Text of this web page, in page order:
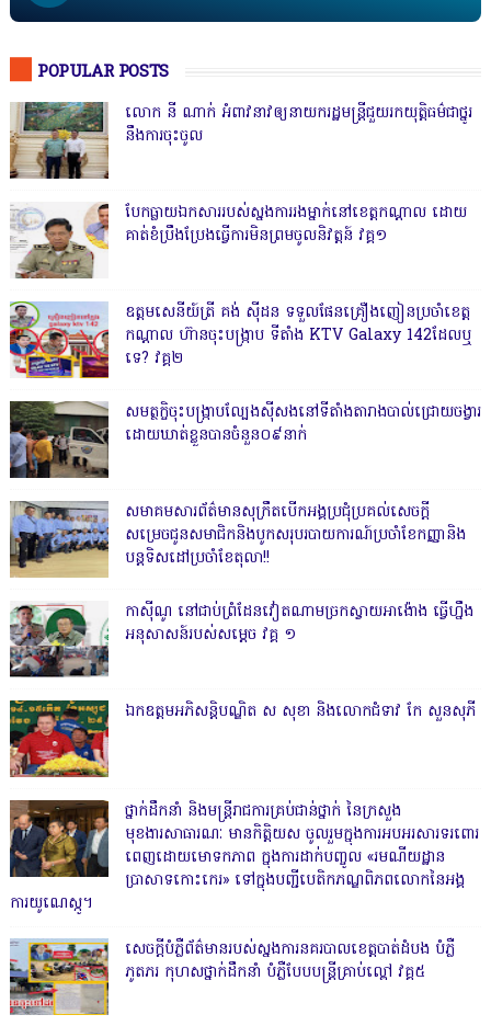
POPULAR POSTS
លោក នី ណាក់ អំពាវនាវឲ្យនាយករដ្ឋមន្ត្រីជួយរកយុត្តិធម៌ជាថ្នូរ
នឹងការចុះចូល
បែកធ្លាយឯកសាររបស់ស្នងការរងម្នាក់នៅខេត្តកណ្ដាល ដោយ
គាត់ខំប្រឹងប្រែងធ្វើការមិនព្រមចូលនិវត្តន៍ វគ្គ១
ឧត្តមសេនីយ៍ត្រី គង់ ស៊ីដន ទទួលផែនគ្រឿងញៀនប្រចាំខេត្ត
កណ្តាល ហ៊ានចុះបង្ក្រាប ទីតាំង KTV Galaxy 142ដែលឬ
ទេ? វគ្គ២
សមត្ថកិ្ចចុះបង្ក្រាបល្បែងស៊ីសងនៅទីតាំងតារាងបាល់ជ្រោយចង្វារ
ដោយឃាត់ខ្លួនបានចំនួន០៩នាក់
សមាគមសារព័ត៌មានសុក្រឹតបើកអង្គប្រជុំប្រគល់សេចក្តី
សម្រេចជូនសមាជិកនិងបូកសរុបរបាយការណ៍ប្រចាំខែកញ្ញានិង
បន្តទិសដៅប្រចាំខែតុលា!!
កាសុីណូ នៅជាប់ព្រំដែនវៀតណាមច្រកស្វាយអាង៉ោង ធ្វើហ្នឹង
អនុសាសន៍របស់សម្ដេច វគ្គ ១
ឯកឧត្តមអភិសន្តិបណ្ឌិត ស សុខា និងលោកជំទាវ កែ សួនសុភី
ថ្នាក់ដឹកនាំ និងមន្ត្រីរាជការគ្រប់ជាន់ថ្នាក់ នៃក្រសួង
មុខងារសាធារណៈ មានកិត្តិយស ចូលរួមក្នុងការអបអរសារទរពោរ
ពេញដោយមោទកភាព ក្នុងការដាក់បញ្ចូល «រមណីយដ្ឋាន
ប្រាសាទកោះកេរ» ទៅក្នុងបញ្ជីបេតិកភណ្ឌពិភពលោកនៃអង្គ
ការយូណេស្កូ។
សេចក្តីបំភ្លឺព័ត៌មានរបស់ស្នងការនគរបាលខេត្តបាត់ដំបង បំភ្លឺ
ភូតភរ កុហសថ្នាក់ដឹកនាំ បំភ្លឺបែបបន្ត្រីគ្រាប់ល្ពៅ វគ្គ៥